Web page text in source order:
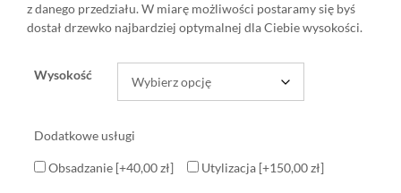
z danego przedziału. W miarę możliwości postaramy się byś
dostał drzewko najbardziej optymalnej dla Ciebie wysokości.
Wysokość
Dodatkowe usługi
Obsadzanie [+40,00 zł] Utylizacja [+150,00 zł]